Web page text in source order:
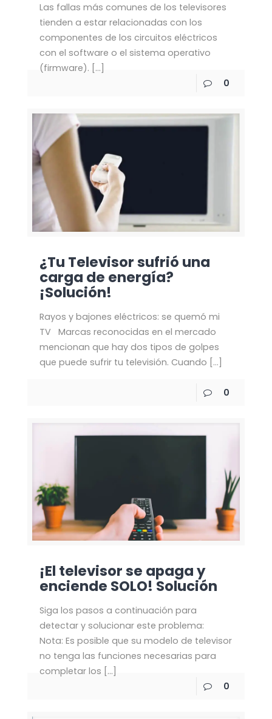
Las fallas más comunes de los televisores
tienden a estar relacionadas con los
componentes de los circuitos eléctricos
con el software o el sistema operativo
(firmware). […]
0
¿Tu Televisor sufrió una
carga de energía?
¡Solución!
Rayos y bajones eléctricos: se quemó mi
TV Marcas reconocidas en el mercado
mencionan que hay dos tipos de golpes
que puede sufrir tu televisión. Cuando […]
0
¡El televisor se apaga y
enciende SOLO! Solución
Siga los pasos a continuación para
detectar y solucionar este problema:
Nota: Es posible que su modelo de televisor
no tenga las funciones necesarias para
completar los […]
0